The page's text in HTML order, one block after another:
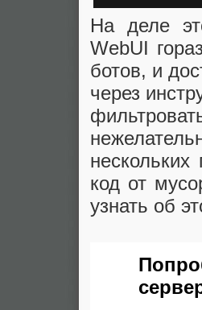
На деле
WebUI
ботов, и
через
код от
узнать об